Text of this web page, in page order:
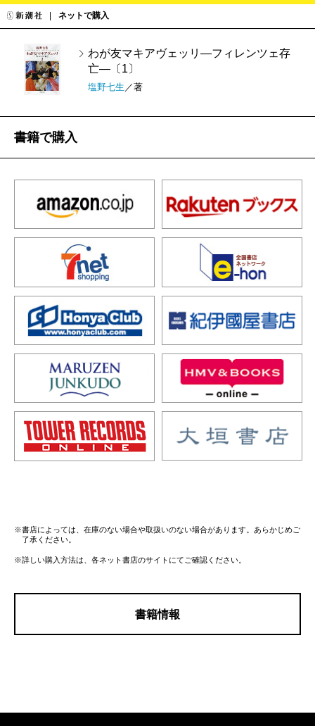
ネットで購入
わが友マキアヴェッリ―フィレンツェ存
亡―〔1〕
塩野七生 ／著
書籍で購入
※書店によっては、在庫のない場合や取扱いのない場合があります。あらかじめご
了承ください。
※詳しい購入方法は、各ネット書店のサイトにてご確認ください。
書籍情報